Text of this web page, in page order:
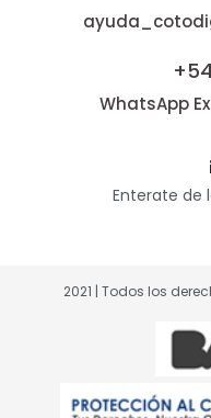
WhatsApp
Enterate de
2021 | Todos los